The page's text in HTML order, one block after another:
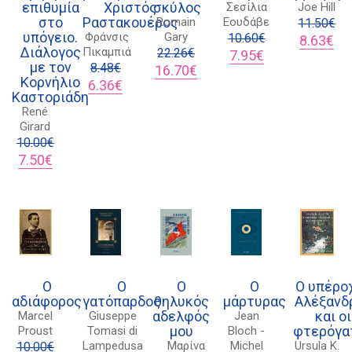
επιθυμία
στο
υπόγειο.
Διάλογος
με τον
Κορνήλιο
Καστοριάδη
René
Girard
10.00€
Original
price
7.50€Η
τρέχουσα
Χριστός
Ραστακουέρος
Φράνσις
Πικαμπιά
8.48€
Original
price
6.36€
τρέχουσα
σκύλος
Romain
Gary
22.26€
Original
price
16.70€Η
τρέχουσα
Σεσίλια
Εουδάβε
10.60€
Original
price
7.95€Η
τρέχουσα
Joe Hill
11.50€
Original
price
8.63€
Ο
αδιάφορος
Marcel
Proust
10.00€
Ο
γατόπαρδος
Giuseppe
Tomasi di
Lampedusa
Ο
θηλυκός
αδελφός
μου
Μαρίνα
Ο
μάρτυρας
Jean
Bloch -
Michel
Ο
και οι
Ursula K.
Διδότου 34, Αθήνα 106 80
21 1750 8340
kombrai.bs@gmail.com